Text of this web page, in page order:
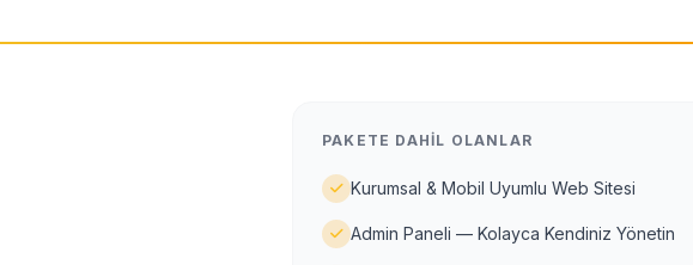
PAKETE DAHIL OLANLAR
Kurumsal & Mobil Uyumlu Web Sitesi
Admin Paneli — Kolayca Kendiniz Yönetin